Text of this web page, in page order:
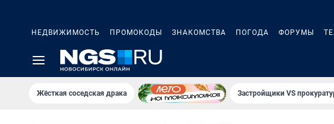
НЕДВИЖИМОСТЬ ПРОМОКОДЫ ЗНАКОМСТВА ПОГОДА ФОРУМЫ
Жёсткая соседская драка Застройщики VS